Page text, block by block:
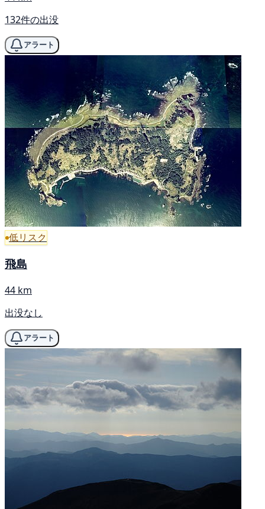
132件の出没
アラート
低リスク
飛島
44 km
出没なし
アラート